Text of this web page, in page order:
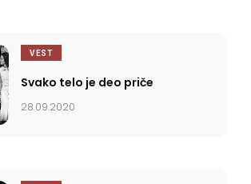
VEST
Svako telo je deo priče
28.09.2020